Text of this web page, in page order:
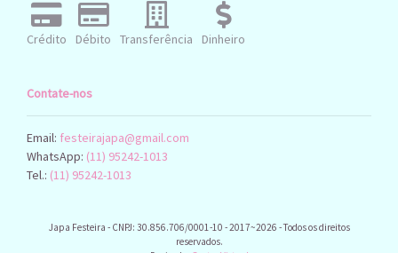
Chuteira Cilios Cogumelo
Colher
Controle Videogame
Cubomdf Cubos Cubos Girls Cuboslegodecorativ
Cupcake Decoracao
Display Homem Aranha
Spfc
Display Spidey And Doceira Enfeite
Crédito Débito Transferência Dinheiro
Contate-nos
Email: festeirajapa@gmail.com
WhatsApp: (11) 95242-1013
Tel.: (11) 95242-1013
Japa Festeira - CNPJ: 30.856.706/0001-10 - 2017~2026 - Todos os direitos
reservados.